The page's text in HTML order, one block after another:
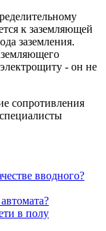
к заземляющей
заземления.
- он не
сопротивления
вводного?
в полу